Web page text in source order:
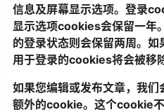
信息及屏幕显示选项。登录
显示选项cookies会保留一年
的登录状态则会保留两周。如
用于登录的cookies将会被移除
如果您编辑或发布文章，我
额外的cookie。这个cookie